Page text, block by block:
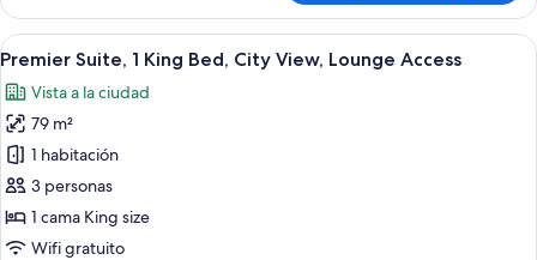
Bay
View,
Balcony
Marina
Bay
02
Connecting
Rooms,
Marina
Bay
View,
Balcony
Ver
todas
las
fotos
de
Premier
Suite,
1
Una habitación de hotel moderna
6
Premier Suite, 1 King Bed, City View, Lounge Access
Vista a la ciudad
79 m²
1 habitación
3 personas
1 cama King size
Wifi gratuito